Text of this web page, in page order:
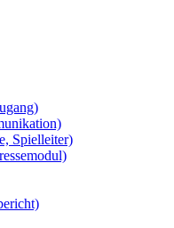
Spielleiter)